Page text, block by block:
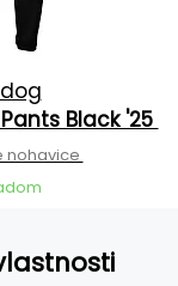
Black '25
nohavice